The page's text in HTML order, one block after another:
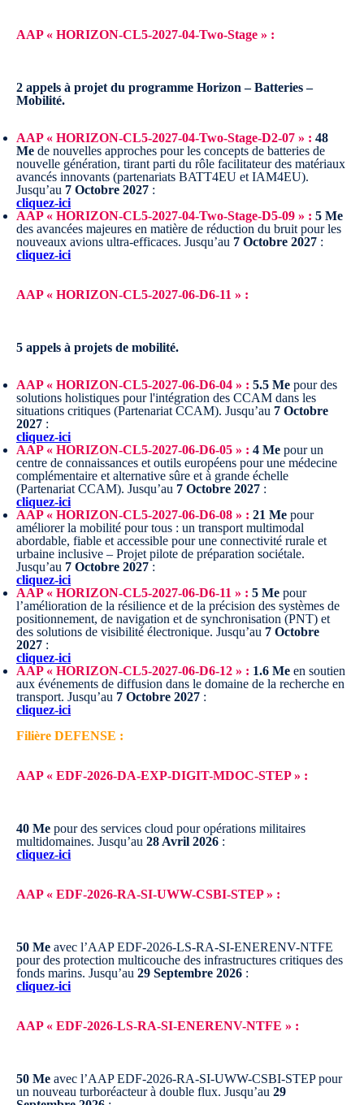
AAP « HORIZON-CL5-2027-04-Two-Stage » :
2 appels à projet du programme Horizon – Batteries –
Mobilité.
AAP « HORIZON-CL5-2027-04-Two-Stage-D2-07 » : 48
Me de nouvelles approches pour les concepts de batteries de
nouvelle génération, tirant parti du rôle facilitateur des matériaux
avancés innovants (partenariats BATT4EU et IAM4EU).
Jusqu’au 7 Octobre 2027 :
cliquez-ici
AAP « HORIZON-CL5-2027-04-Two-Stage-D5-09 » : 5 Me
des avancées majeures en matière de réduction du bruit pour les
nouveaux avions ultra-efficaces. Jusqu’au 7 Octobre 2027 :
cliquez-ici
AAP « HORIZON-CL5-2027-06-D6-11 » :
5 appels à projets de mobilité.
AAP « HORIZON-CL5-2027-06-D6-04 » : 5.5 Me pour des
solutions holistiques pour l'intégration des CCAM dans les
situations critiques (Partenariat CCAM). Jusqu’au 7 Octobre
2027 :
cliquez-ici
AAP « HORIZON-CL5-2027-06-D6-05 » : 4 Me pour un
centre de connaissances et outils européens pour une médecine
complémentaire et alternative sûre et à grande échelle
(Partenariat CCAM). Jusqu’au 7 Octobre 2027 :
cliquez-ici
AAP « HORIZON-CL5-2027-06-D6-08 » : 21 Me pour
améliorer la mobilité pour tous : un transport multimodal
abordable, fiable et accessible pour une connectivité rurale et
urbaine inclusive – Projet pilote de préparation sociétale.
Jusqu’au 7 Octobre 2027 :
cliquez-ici
AAP « HORIZON-CL5-2027-06-D6-11 » : 5 Me pour
l’amélioration de la résilience et de la précision des systèmes de
positionnement, de navigation et de synchronisation (PNT) et
des solutions de visibilité électronique. Jusqu’au 7 Octobre
2027 :
cliquez-ici
AAP « HORIZON-CL5-2027-06-D6-12 » : 1.6 Me en soutien
aux événements de diffusion dans le domaine de la recherche en
transport. Jusqu’au 7 Octobre 2027 :
cliquez-ici
Filière DEFENSE :
AAP « EDF-2026-DA-EXP-DIGIT-MDOC-STEP » :
40 Me pour des services cloud pour opérations militaires
multidomaines. Jusqu’au 28 Avril 2026 :
cliquez-ici
AAP « EDF-2026-RA-SI-UWW-CSBI-STEP » :
50 Me avec l’AAP EDF-2026-LS-RA-SI-ENERENV-NTFE
pour des protection multicouche des infrastructures critiques des
fonds marins. Jusqu’au 29 Septembre 2026 :
cliquez-ici
AAP « EDF-2026-LS-RA-SI-ENERENV-NTFE » :
50 Me avec l’AAP EDF-2026-RA-SI-UWW-CSBI-STEP pour
un nouveau turboréacteur à double flux. Jusqu’au 29